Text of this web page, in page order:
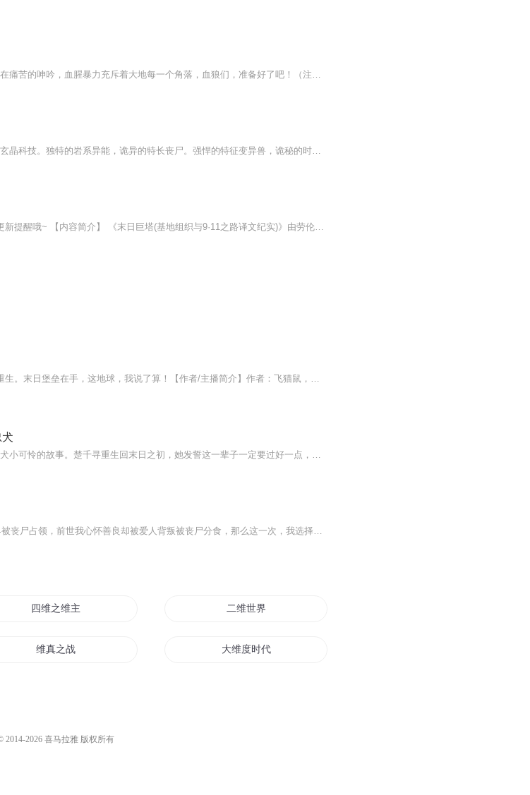
故事梗概：人性，在末世中沦丧，女人在痛苦的呻吟，血腥暴力充斥着大地每一个角落，血狼们，准备好了吧！（注：胆小或有心脑血管疾病者甚入，未成人者慎入）人性，在末世中沦丧，女人在痛苦的呻吟，血腥暴力充斥着大地每一个角落，血狼们，准备好了吧！（注：胆小或有心脑血管疾病者甚入，未成人者慎入）...
【内容简介】神威莫测的武学，神秘的玄晶科技。独特的岩系异能，诡异的特长丧尸。强悍的特征变异兽，诡秘的时空遗迹。尽在，末日岩帝！【作者/主播简介】作者：墨来疯，网络小说作家。主播：驴蛋先生。【购买须知】1、本作品为付费有声书，前105集为免费试...
日更5集，不定期爆更！订阅可以收到更新提醒哦~ 【内容简介】 《末日巨塔(基地组织与9·11之路译文纪实)》由劳伦斯·赖特著，记述的是：2001年9月11日，美国本土遭遇***严重的恐怖袭击。四架波音客机被劫，先后撞击世贸中心双塔和国防部五角大楼，从而...
日更3集【内容简介】末世三年，一朝重生。末日堡垒在手，这地球，我说了算！【作者/主播简介】作者：飞猫鼠，网络小说作家。主播：迦南love【购买须知】1、本作品为付费有声书，前43集为免费试听，购买成功后，即可收听，可下载重复收听。2、版权归原作者...
这是一个重生后反派大魔王意外变成忠犬小可怜的故事。楚千寻重生回末日之初，她发誓这一辈子一定要过好一点，活久一点，离那些危险的人和事都远远的。某日她无意间救了一个不死系的男人，洗白白之后，楚千寻惊悚的发现此人便是末日后期臭名昭著，冷血无情...
我叫林安，2035年末日爆发，整个世界被丧尸占领，前世我心怀善良却被爱人背叛被丧尸分食，那么这一次，我选择杀戮。 我于死亡中重生，亦如烈日下的罪恶，欢迎收听末日灾变，期待您的点赞，收藏和评论。非常感谢
四维之维主 二维世界
维真之战 大维度时代
2014-2026 喜马拉雅 版权所有